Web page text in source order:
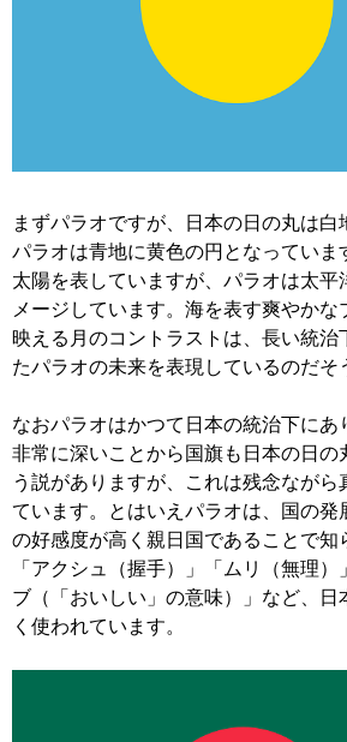
まずパラオですが、日本の日の丸は白
パラオは青地に黄色の円となっていま
太陽を表していますが、パラオは太平
メージしています。海を表す爽やかな
映える月のコントラストは、長い統治
たパラオの未来を表現しているのだそ
なおパラオはかつて日本の統治下にあ
非常に深いことから国旗も日本の日の
う説がありますが、これは残念なが
ています。とはいえパラオは、国の発
の好感度が高く親日国であることで知
「アクシュ（握手）」「ムリ（無理
ブ（「おいしい」の意味）」など、日
く使われています。